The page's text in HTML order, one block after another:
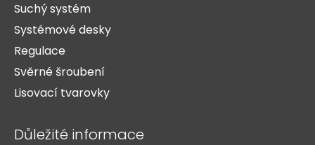
Suchý systém
Systémové desky
Regulace
Svěrné šroubení
Lisovací tvarovky
Důležité informace